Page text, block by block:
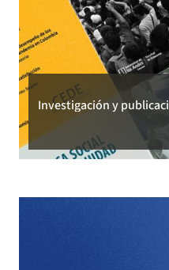
Investigación y